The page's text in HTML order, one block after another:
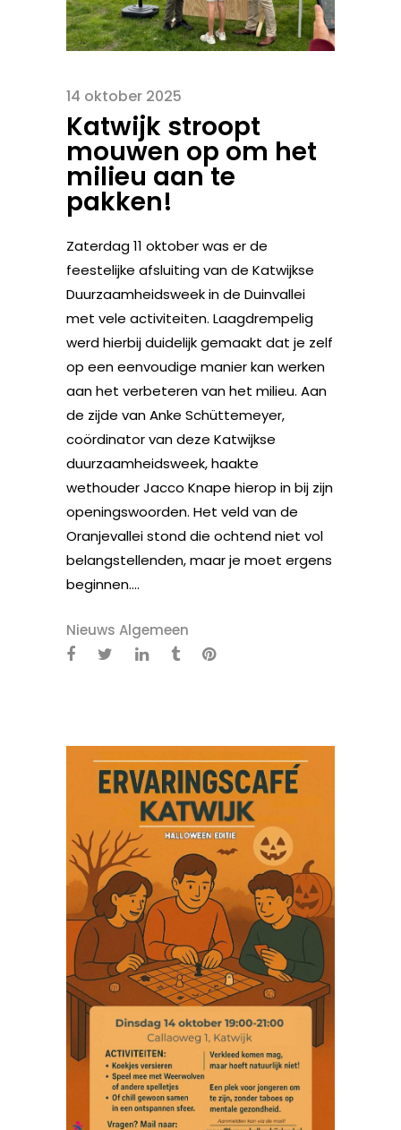
14 oktober 2025
Katwijk stroopt
mouwen op om het
milieu aan te
pakken!
Zaterdag 11 oktober was er de
feestelijke afsluiting van de Katwijkse
Duurzaamheidsweek in de Duinvallei
met vele activiteiten. Laagdrempelig
werd hierbij duidelijk gemaakt dat je zelf
op een eenvoudige manier kan werken
aan het verbeteren van het milieu. Aan
de zijde van Anke Schüttemeyer,
coördinator van deze Katwijkse
duurzaamheidsweek, haakte
wethouder Jacco Knape hierop in bij zijn
openingswoorden. Het veld van de
Oranjevallei stond die ochtend niet vol
belangstellenden, maar je moet ergens
beginnen....
Nieuws Algemeen